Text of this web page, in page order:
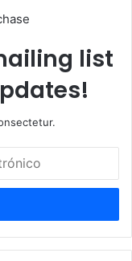
list